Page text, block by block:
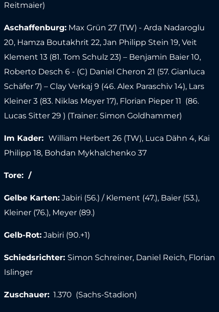
Reitmaier)
Aschaffenburg:Max Grün 27 (TW) - Arda Nadaroglu
20, Hamza Boutakhrit 22, Jan Philipp Stein 19, Veit
Klement 13 (81. Tom Schulz 23) – Benjamin Baier 10,
Roberto Desch 6 - (C) Daniel Cheron 21 (57. Gianluca
Schäfer 7) – Clay Verkaj 9 (46. Alex Paraschiv 14), Lars
Kleiner 3 (83. Niklas Meyer 17), Florian Pieper 11 (86.
Lucas Sitter 29 ) (Trainer: Simon Goldhammer)
Im Kader: William Herbert 26 (TW), Luca Dähn 4, Kai
Philipp 18, Bohdan Mykhalchenko 37
Tore: /
Gelbe Karten:Jabiri (56.) / Klement (47.), Baier (53.),
Kleiner (76.), Meyer (89.)
Gelb-Rot:Jabiri (90.+1)
Schiedsrichter: Simon Schreiner, Daniel Reich, Florian
Islinger
Zuschauer:1.370 (Sachs-Stadion)